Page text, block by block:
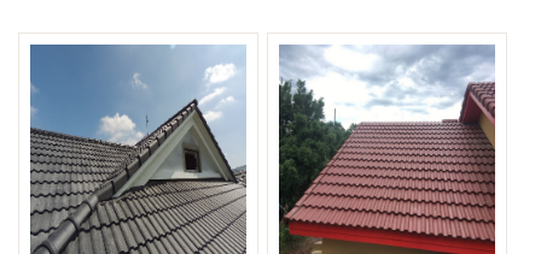
外壁
屋頂
文化瓦
山形瓦
石板瓦